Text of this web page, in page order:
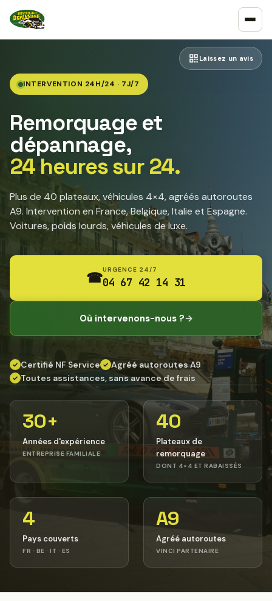
Laissez un avis
INTERVENTION 24H/24 · 7J/7
Remorquage et
dépannage,
24 heures sur 24.
Plus de 40 plateaux, véhicules 4×4, agréés autoroutes
A9. Intervention en France, Belgique, Italie et Espagne.
Voitures, poids lourds, véhicules de luxe.
☎URGENCE 24/7
04 67 42 14 31
Où intervenons-nous ?→
✓ Certifié NF Service ✓ Agréé autoroutes A9
✓ Toutes assistances, sans avance de frais
30+
Années d'expérience
ENTREPRISE FAMILIALE
40
Plateaux de
remorquage
DONT 4×4 ET RABAISSÉS
4
Pays couverts
FR · BE · IT · ES
A9
Agréé autoroutes
VINCI PARTENAIRE